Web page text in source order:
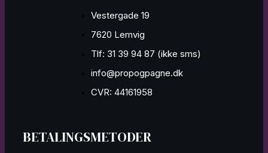
Vestergade 19
7620 Lemvig
Tlf: 31 39 94 87 (ikke sms)
info@propogpagne.dk
CVR: 44161958
BETALINGSMETODER